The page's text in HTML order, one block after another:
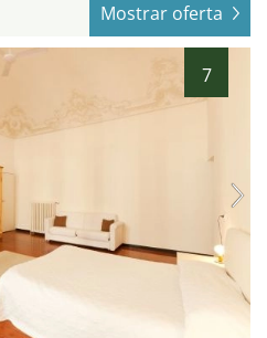
Mostrar oferta
7